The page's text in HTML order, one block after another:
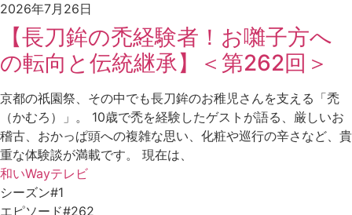
2026年7月26日
【長刀鉾の禿経験者！お囃子方へ
の転向と伝統継承】＜第262回＞
京都の祇園祭、その中でも長刀鉾のお稚児さんを支える「禿
（かむろ）」。 10歳で禿を経験したゲストが語る、厳しいお
稽古、おかっぱ頭への複雑な思い、化粧や巡行の辛さなど、貴
重な体験談が満載です。 現在は、
和いWayテレビ
シーズン#1
エピソード#262